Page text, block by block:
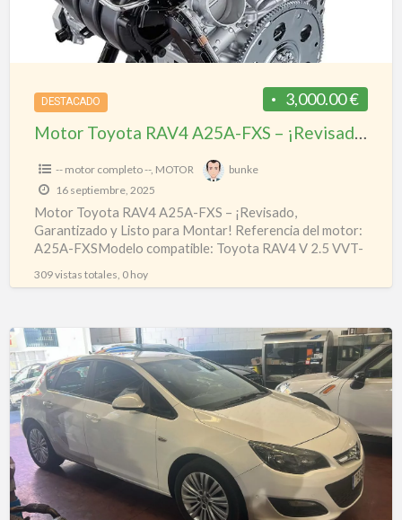
¡Revisado,
Garantizado
y
Listo
para
Montar!
DESTACADO 3,000.00 €
Motor Toyota RAV4 A25A-FXS – ¡Revisado, Garantizado y Listo para Montar!
-- motor completo --, MOTOR
bunke
16 septiembre, 2025
Motor Toyota RAV4 A25A-FXS – ¡Revisado,
Garantizado y Listo para Montar! Referencia del motor:
A25A-FXSModelo compatible: Toyota RAV4 V 2.5 VVT-
309 vistas totales, 0 hoy
Opel
Astra
1.6
CDTi
110CV
2015
Diésel
|